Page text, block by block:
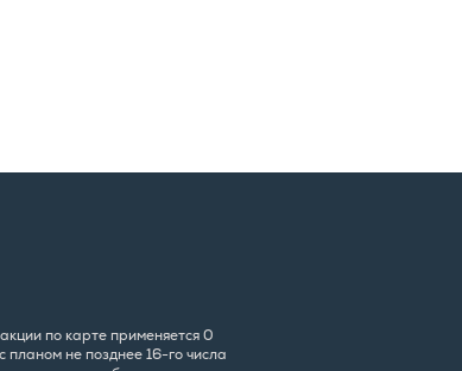
по карте применяется 0
не позднее 16-го числа